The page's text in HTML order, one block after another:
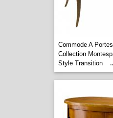
Commode A
Collection
Style Transition